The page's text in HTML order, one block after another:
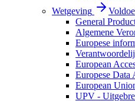
Wetgeving
General
Algemene
Europese
European
Europese Data
European
UPV -